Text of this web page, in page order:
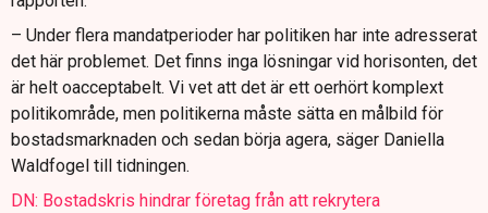
– Under flera mandatperioder har politiken har inte adresserat
det här problemet. Det finns inga lösningar vid horisonten, det
är helt oacceptabelt. Vi vet att det är ett oerhört komplext
politikområde, men politikerna måste sätta en målbild för
bostadsmarknaden och sedan börja agera, säger Daniella
Waldfogel till tidningen.
DN: Bostadskris hindrar företag från att rekrytera